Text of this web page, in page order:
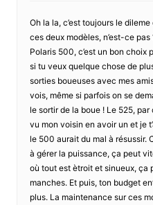
Oh la la, c’est toujours le
ces deux modèles, n’est-ce
Polaris 500, c’est un bon choix
si tu veux quelque chose de
sorties boueuses avec mes
vois, même si parfois on se
le sortir de la boue ! Le 525,
vu mon voisin en avoir un et je
le 500 aurait du mal à résussir.
à gérer la puissance, ça peut
où tout est ètroit et sinueux, ça
manches. Et puis, ton budget
plus. La maintenance sur ces